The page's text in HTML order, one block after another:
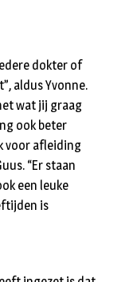
dokter of
aldus Yvonne.
wat jij graag
ook beter
voor afleiding
“Er staan
een leuke
is